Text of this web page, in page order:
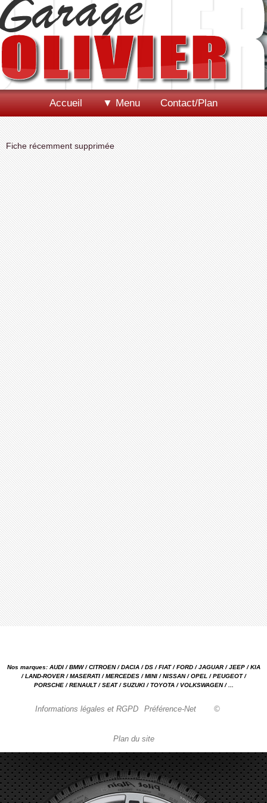
Accueil ▼ Menu Contact/Plan
Fiche récemment supprimée
Nos marques: AUDI / BMW / CITROEN / DACIA / DS / FIAT / FORD / JAGUAR / JEEP / KIA
/ LAND-ROVER / MASERATI / MERCEDES / MINI / NISSAN / OPEL / PEUGEOT /
PORSCHE / RENAULT / SEAT / SUZUKI / TOYOTA / VOLKSWAGEN / ...
Informations légales et RGPD Préférence-Net ©
Plan du site
Garage automobile Reparation, entretien, carrosserie, concessionnaire Loire 42